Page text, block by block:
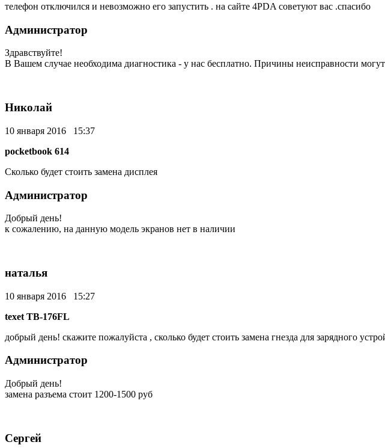
телефон отключился и невозможно его запустить . на сайте 4PDA советуют вас .спасибо
Администратор
Здравствуйте!
В Вашем случае необходима диагностика - у нас бесплатно. Причины неисправности
Николай
10 января 2016 15:37
pocketbook 614
Сколько будет стоить замена дисплея
Администратор
Добрый день!
к сожалению, на данную модель экранов нет в наличии
наталья
10 января 2016 15:27
texet TB-176FL
добрый день! скажите пожалуйста , сколько будет стоить замена гнезда для зарядного
Администратор
Добрый день!
замена разъема стоит 1200-1500 руб
Сергей